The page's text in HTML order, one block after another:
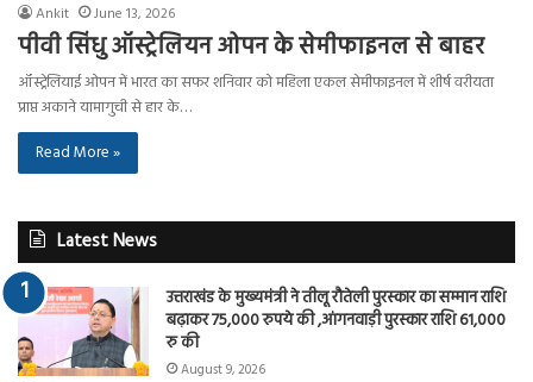
Ankit June 13, 2026
पीवी सिंधु ऑस्ट्रेलियन ओपन के सेमीफाइनल से बाहर
ऑस्ट्रेलियाई ओपन में भारत का सफर शनिवार को महिला एकल सेमीफाइनल में शीर्ष वरीयता
प्राप्त अकाने यामागुची से हार के…
Read More »
Latest News
उत्तराखंड के मुख्यमंत्री ने तीलू रौतेली पुरस्कार का सम्मान राशि
बढ़ाकर 75,000 रुपये की ,आंगनवाड़ी पुरस्कार राशि 61,000
रु की
August 9, 2026